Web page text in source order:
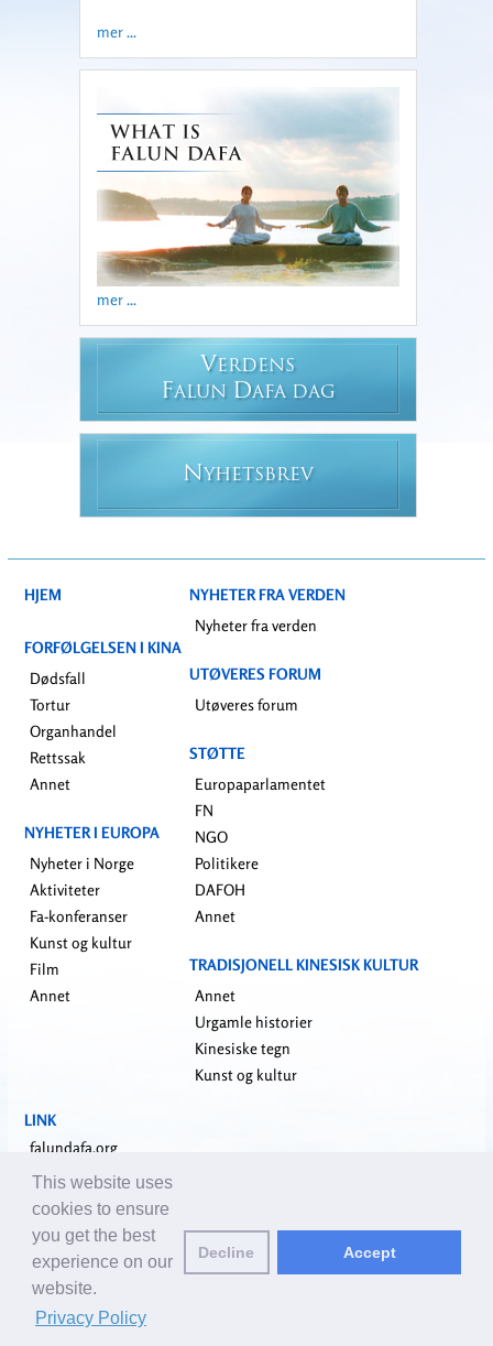
mer ...
mer ...
VERDENS
FALUN DAFA DAG
NYHETSBREV
HJEM
FORFØLGELSEN I KINA
Dødsfall
Tortur
Organhandel
Rettssak
Annet
NYHETER I EUROPA
Nyheter i Norge
Aktiviteter
Fa-konferanser
Kunst og kultur
Film
Annet
NYHETER FRA VERDEN
Nyheter fra verden
UTØVERES FORUM
Utøveres forum
STØTTE
Europaparlamentet
FN
NGO
Politikere
DAFOH
Annet
TRADISJONELL KINESISK KULTUR
Annet
Urgamle historier
Kinesiske tegn
Kunst og kultur
LINK
falundafa.org
faluninfo.net
minghui.org
pureinsight.org
shenyunperformingarts.org
Kontakt oss: editor@no.clearharmony.net
This website uses
cookies to ensure
you get the best
experience on our
website.
Privacy Policy
Decline Accept